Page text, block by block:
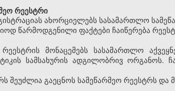
რეესტრი
ახორციელებს სასამართლო
წარმოდგენილი ფაქტები ჩაიწერება
რეესტრის მონაცემებს სასამართლო
სამსახურის ადგილობრივ ორგანოს.
შეუძლია გაეცნოს სამეწარმეო რეესტრს და